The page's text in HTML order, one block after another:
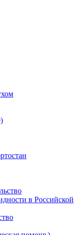
в Российской